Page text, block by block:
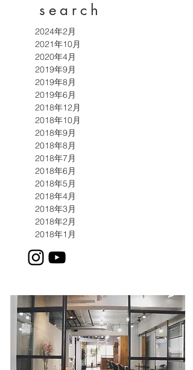
search
2024年2月
2021年10月
2020年4月
2019年9月
2019年8月
2019年6月
2018年12月
2018年10月
2018年9月
2018年8月
2018年7月
2018年6月
2018年5月
2018年4月
2018年3月
2018年2月
2018年1月